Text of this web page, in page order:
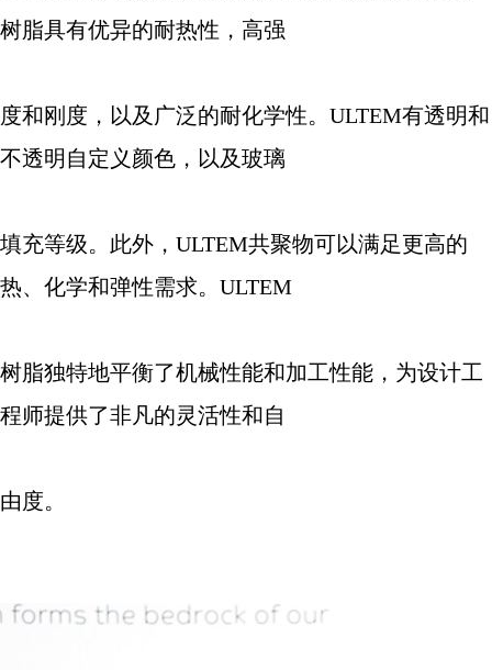
树脂具有优异的耐热性，高强
度和刚度，以及广泛的耐化学性。 ULTEM有透明和
不透明自定义颜色，以及玻璃
填充等级。此外， ULTEM共聚物可以满足更高的
热、化学和弹性需求。 ULTEM
树脂独特地平衡了机械性能和加工性能，为设计工
程师提供了非凡的灵活性和自
由度。